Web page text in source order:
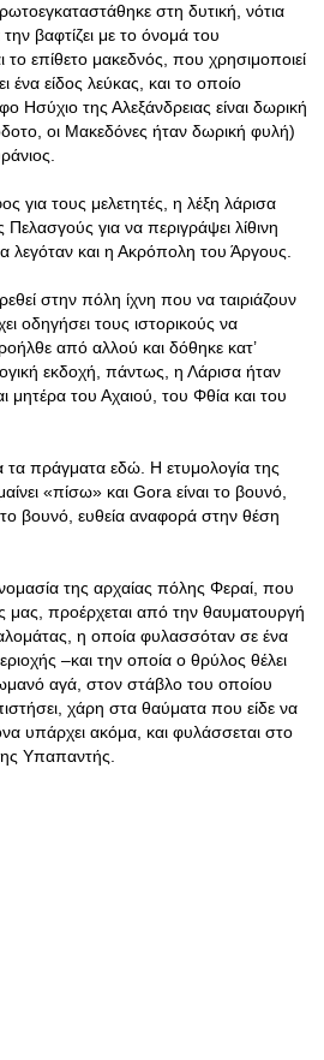
στη δυτική, νότια
βαφτίζει με το όνομά του
επίθετο μακεδνός, που χρησιμοποιεί
ένα είδος λεύκας, και το οποίο
Ησύχιο της Αλεξάνδρειας είναι δωρική
οι Μακεδόνες ήταν δωρική φυλή)
για τους μελετητές, η λέξη λάρισα
για να περιγράψει λίθινη
και η Ακρόπολη του Άργους.
στην πόλη ίχνη που να ταιριάζουν
οδηγήσει τους ιστορικούς να
από αλλού και δόθηκε κατ’
εκδοχή, πάντως, η Λάρισα ήταν
μητέρα του Αχαιού, του Φθία και του
πράγματα εδώ. Η ετυμολογία της
«πίσω» και Gora είναι το βουνό,
βουνό, ευθεία αναφορά στην θέση
της αρχαίας πόλης Φεραί, που
μας, προέρχεται από την θαυματουργή
η οποία φυλασσόταν σε ένα
–και την οποία ο θρύλος θέλει
αγά, στον στάβλο του οποίου
χάρη στα θαύματα που είδε να
υπάρχει ακόμα, και φυλάσσεται στο
Υπαπαντής.